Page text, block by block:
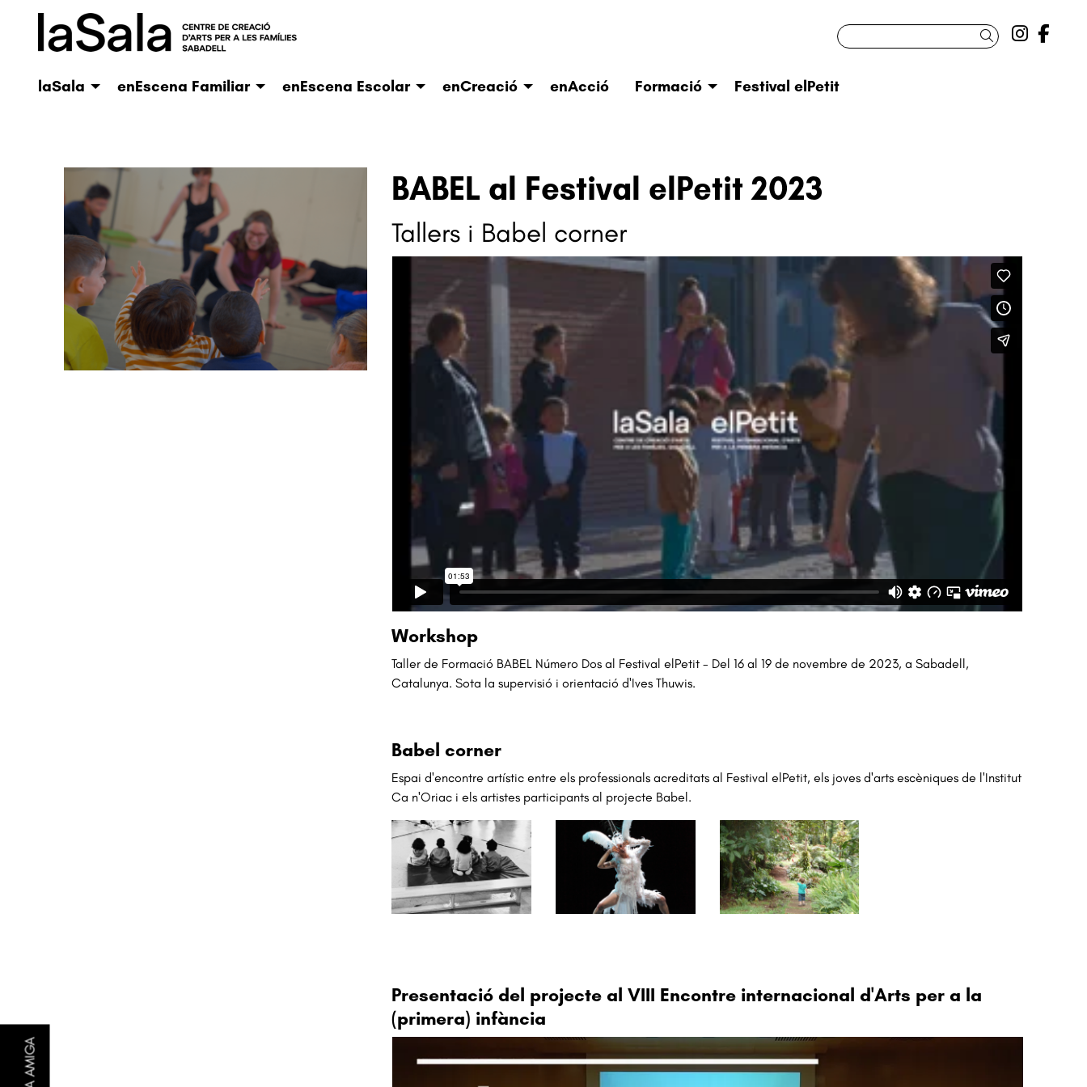
Link a
Link
Cercar
laSala enEscena Familiar enEscena Escolar enCreació enAcció Formació Festival elPetit
BABEL al Festival elPetit 2023
Tallers i Babel corner
Workshop
Taller de Formació BABEL Número Dos al Festival elPetit - Del 16 al 19 de novembre de 2023, a Sabadell,
Catalunya. Sota la supervisió i orientació d'Ives Thuwis.
Babel corner
Espai d'encontre artístic entre els professionals acreditats al Festival elPetit, els joves d'arts escèniques de l'Institut
Ca n'Oriac i els artistes participants al projecte Babel.
Presentació del projecte al VIII Encontre internacional d'Arts per a la
(primera) infància